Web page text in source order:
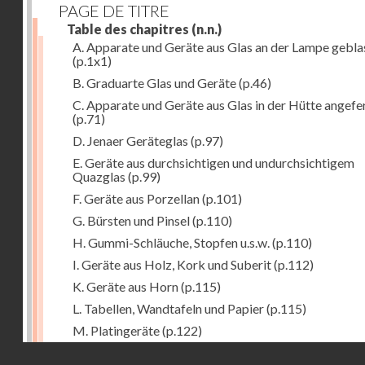
PAGE DE TITRE
Table des chapitres (n.n.)
A. Apparate und Geräte aus Glas an der Lampe
(p.1x1)
B. Graduarte Glas und Geräte(p.46)
C. Apparate und Geräte aus Glas in der Hütte
(p.71)
D. Jenaer Geräteglas (p.97)
E. Geräte aus durchsichtigen und undurchsichtigem
Quazglas (p.99)
F. Geräte aus Porzellan(p.101)
G. Bürsten und Pinsel(p.110)
H. Gummi-Schläuche, Stopfen u.s.w. (p.110)
I. Geräte aus Holz, Kork und Suberit(p.112)
K. Geräte aus Horn(p.115)
L. Tabellen, Wandtafeln und Papier(p.115)
M. Platingeräte(p.122)